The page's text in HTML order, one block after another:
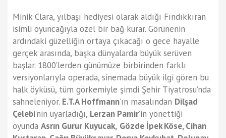
Minik Clara, yılbaşı hediyesi olarak aldığı Fındıkkıran
isimli oyuncağıyla özel bir bağ kurar. Görünenin
ardındaki güzelliğin ortaya çıkacağı o gece hayalle
gerçek arasında, başka dünyalarda büyük serüven
başlar. 1800’lerden günümüze birbirinden farklı
versiyonlarıyla operada, sinemada büyük ilgi gören bu
halk öyküsü, tüm görkemiyle şimdi Şehir Tiyatrosu’nda
sahneleniyor. E.T.A Hoffmann’ın masalından Dilşad
Çelebi’nin uyarladığı, Lerzan Pamir’in yönettiği
oyunda Asrın Gurur Kuyucak, Gözde İpek Köse, Cihan